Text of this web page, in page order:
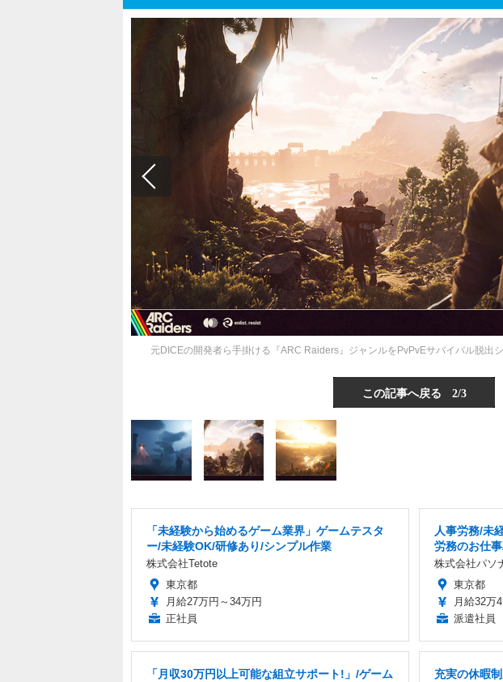
元DICEの開発者ら手掛ける『ARC Raiders』ジャンルをPvPvEサバイバル脱出
この記事へ戻る 2/3
「未経験から始めるゲーム業界」ゲームテスタ
ー/未経験OK/研修あり/シンプル作業
株式会社Tetote
東京都
月給27万円～34万円
正社員
人事労務/未
労務のお仕
株式会社パソ
東京都
月給32万
派遣社員
「月収30万円以上可能な組立サポート!」/ゲーム
充実の休暇